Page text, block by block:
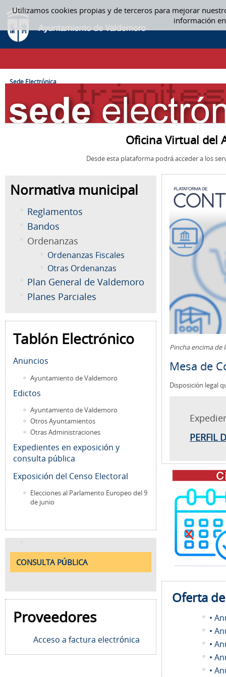
Utilizamos cookies propias y de terceros para mejorar
información
Saltar al contenido
SEDE ELECTRÓNICA
CAMINO DE MIGAS
Sede Electrónica
Oficina Virtual del
Desde esta plataforma podrá acceder a los
Normativa municipal
Reglamentos
Bandos
Ordenanzas
Ordenanzas Fiscales
Otras Ordenanzas
Plan General de Valdemoro
Planes Parciales
Tablón Electrónico
Anuncios
Ayuntamiento de Valdemoro
Edictos
Ayuntamiento de Valdemoro
Otros Ayuntamientos
Otras Administraciones
Expedientes en exposición y
consulta pública
Exposición del Censo Electoral
Elecciones al Parlamento Europeo del 9
de junio
CONSULTA PÚBLICA
Proveedores
Acceso a factura electrónica
Pincha encima de
Mesa de
Disposición legal
PERFIL
Oferta
•
•
•
•
•